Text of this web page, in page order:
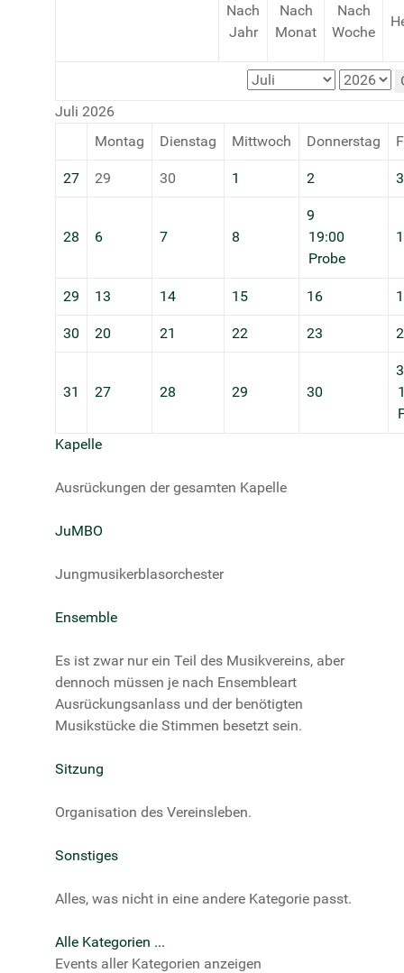
Nach
Jahr
Nach
Monat
Nach
Woche
Juli 2026
Montag
Dienstag Mittwoch Donnerstag
27 29 30 1 2 3
28 6 7 8
9
19:00
Probe
29 13 14 15 16
30 20 21 22 23
31 27 28 29 30
Kapelle
Ausrückungen der gesamten Kapelle
JuMBO
Jungmusikerblasorchester
Ensemble
Es ist zwar nur ein Teil des Musikvereins, aber
dennoch müssen je nach Ensembleart
Ausrückungsanlass und der benötigten
Musikstücke die Stimmen besetzt sein.
Sitzung
Organisation des Vereinsleben.
Sonstiges
Alles, was nicht in eine andere Kategorie passt.
Alle Kategorien ...
Events aller Kategorien anzeigen